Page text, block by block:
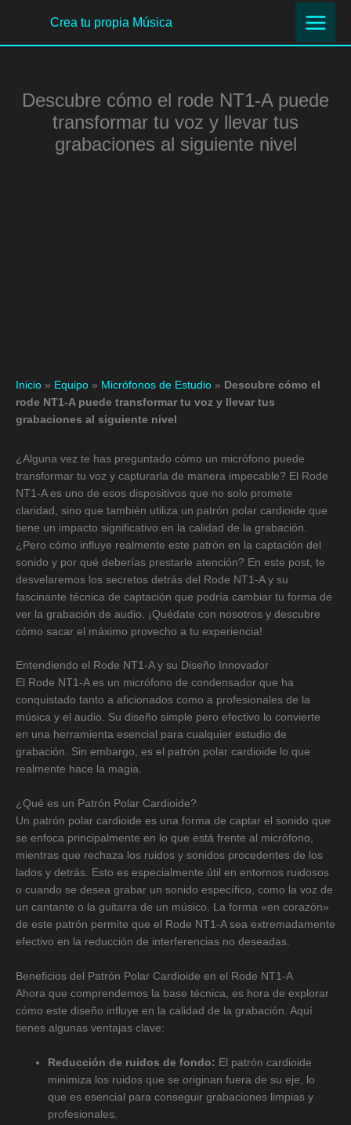
contenido
Crea tu propia Música
Descubre cómo el rode NT1-A puede
transformar tu voz y llevar tus
grabaciones al siguiente nivel
Inicio » Equipo » Micrófonos de Estudio » Descubre cómo el
rode NT1-A puede transformar tu voz y llevar tus
grabaciones al siguiente nivel
¿Alguna vez te has preguntado cómo un micrófono puede
transformar tu voz y capturarla de manera impecable? El Rode
NT1-A es uno de esos dispositivos que no solo promete
claridad, sino que también utiliza un patrón polar cardioide que
tiene un impacto significativo en la calidad de la grabación.
¿Pero cómo influye realmente este patrón en la captación del
sonido y por qué deberías prestarle atención? En este post, te
desvelaremos los secretos detrás del Rode NT1-A y su
fascinante técnica de captación que podría cambiar tu forma de
ver la grabación de audio. ¡Quédate con nosotros y descubre
cómo sacar el máximo provecho a tu experiencia!
Entendiendo el Rode NT1-A y su Diseño Innovador
El Rode NT1-A es un micrófono de condensador que ha
conquistado tanto a aficionados como a profesionales de la
música y el audio. Su diseño simple pero efectivo lo convierte
en una herramienta esencial para cualquier estudio de
grabación. Sin embargo, es el patrón polar cardioide lo que
realmente hace la magia.
¿Qué es un Patrón Polar Cardioide?
Un patrón polar cardioide es una forma de captar el sonido que
se enfoca principalmente en lo que está frente al micrófono,
mientras que rechaza los ruidos y sonidos procedentes de los
lados y detrás. Esto es especialmente útil en entornos ruidosos
o cuando se desea grabar un sonido específico, como la voz de
un cantante o la guitarra de un músico. La forma «en corazón»
de este patrón permite que el Rode NT1-A sea extremadamente
efectivo en la reducción de interferencias no deseadas.
Beneficios del Patrón Polar Cardioide en el Rode NT1-A
Ahora que comprendemos la base técnica, es hora de explorar
cómo este diseño influye en la calidad de la grabación. Aquí
tienes algunas ventajas clave:
Reducción de ruidos de fondo: El patrón cardioide
minimiza los ruidos que se originan fuera de su eje, lo
que es esencial para conseguir grabaciones limpias y
profesionales.